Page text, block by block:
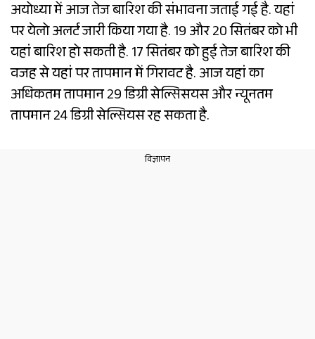
अयोध्या में आज तेज बारिश की संभावना जताई गई है. यहां
पर येलो अलर्ट जारी किया गया है. 19 और 20 सितंबर को भी
यहां बारिश हो सकती है. 17 सितंबर को हुई तेज बारिश की
वजह से यहां पर तापमान में गिरावट है. आज यहां का
अधिकतम तापमान 29 डिग्री सेल्सिसयस और न्यूनतम
तापमान 24 डिग्री सेल्सियस रह सकता है.